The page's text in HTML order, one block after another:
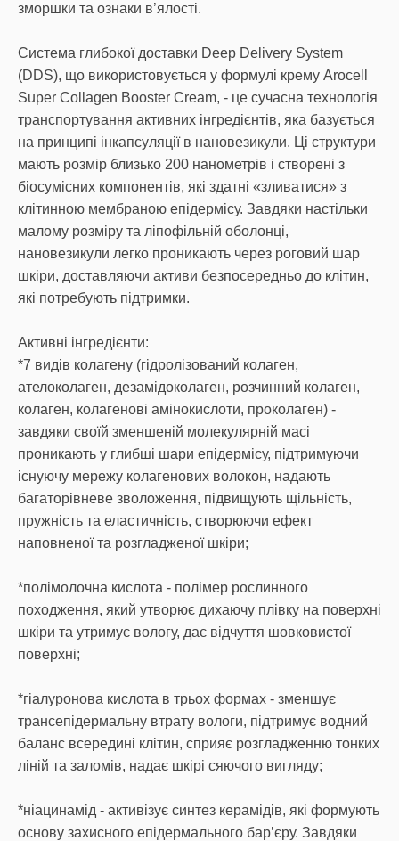
зморшки та ознаки в’ялості.
Система глибокої доставки Deep Delivery System
(DDS), що використовується у формулі крему Arocell
Super Collagen Booster Cream, - це сучасна технологія
транспортування активних інгредієнтів, яка базується
на принципі інкапсуляції в нановезикули. Ці структури
мають розмір близько 200 нанометрів і створені з
біосумісних компонентів, які здатні «зливатися» з
клітинною мембраною епідермісу. Завдяки настільки
малому розміру та ліпофільній оболонці,
нановезикули легко проникають через роговий шар
шкіри, доставляючи активи безпосередньо до клітин,
які потребують підтримки.
Активні інгредієнти:
*7 видів колагену (гідролізований колаген,
ателоколаген, дезамідоколаген, розчинний колаген,
колаген, колагенові амінокислоти, проколаген) -
завдяки своїй зменшеній молекулярній масі
проникають у глибші шари епідермісу, підтримуючи
існуючу мережу колагенових волокон, надають
багаторівневе зволоження, підвищують щільність,
пружність та еластичність, створюючи ефект
наповненої та розгладженої шкіри;
*полімолочна кислота - полімер рослинного
походження, який утворює дихаючу плівку на поверхні
шкіри та утримує вологу, дає відчуття шовковистої
поверхні;
*гіалуронова кислота в трьох формах - зменшує
трансепідермальну втрату вологи, підтримує водний
баланс всередині клітин, сприяє розгладженню тонких
ліній та заломів, надає шкірі сяючого вигляду;
*ніацинамід - активізує синтез керамідів, які формують
основу захисного епідермального бар’єру. Завдяки